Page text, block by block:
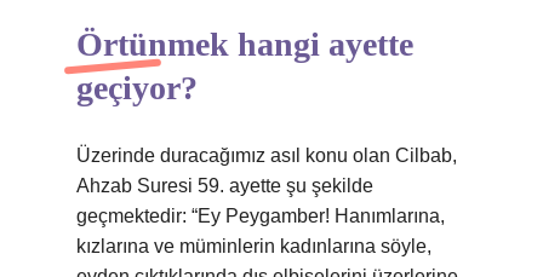
Örtünmek hangi ayette
geçiyor?
Üzerinde duracağımız asıl konu olan Cilbab,
Ahzab Suresi 59. ayette şu şekilde
geçmektedir: “Ey Peygamber! Hanımlarına,
kızlarına ve müminlerin kadınlarına söyle,